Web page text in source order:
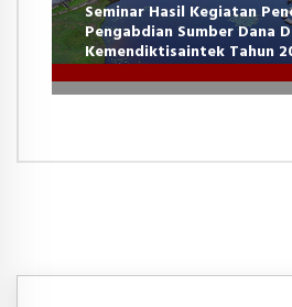
Seminar Hasil Kegiatan
Pengabdian Sumber Dana
Kemendiktisaintek Tahun